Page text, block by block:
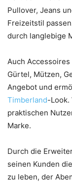
Pullover, Jeans
Freizeitstil
durch langlebige
Auch
Gürtel, Mützen,
Angebot und
Timberland-Look.
praktischen
Marke.
Durch die
seinen Kunden
zu leben, der